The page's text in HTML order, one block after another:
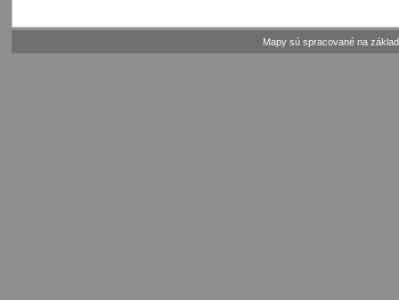
Mapy sú spracované na